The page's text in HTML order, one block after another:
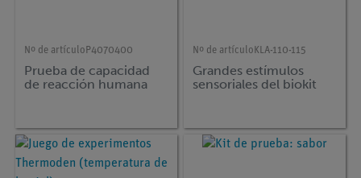
Nº de artículo P4070400
Prueba de capacidad
de reacción humana
Nº de artículo KLA-110-115
Grandes estímulos
sensoriales del biokit